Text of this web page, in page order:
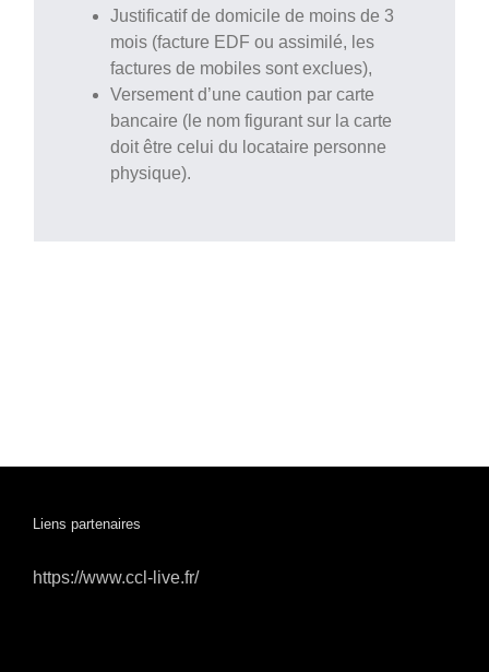
Justificatif de domicile de moins de 3
mois (facture EDF ou assimilé, les
factures de mobiles sont exclues),
Versement d’une caution par carte
bancaire (le nom figurant sur la carte
doit être celui du locataire personne
physique).
Liens partenaires
https://www.ccl-live.fr/